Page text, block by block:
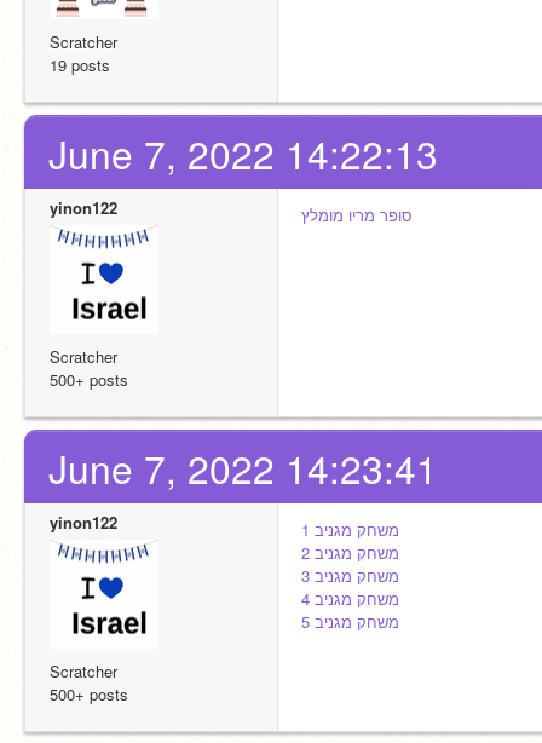
Scratcher
19 posts
June 7, 2022 14:22:13
yinon122
Scratcher
500+ posts
סופר מריו מומלץ
June 7, 2022 14:23:41
yinon122
Scratcher
500+ posts
משחק מגניב 1
משחק מגניב 2
משחק מגניב 3
משחק מגניב 4
משחק מגניב 5